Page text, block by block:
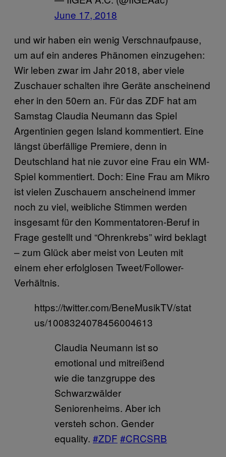
June 17, 2018
und wir haben ein wenig Verschnaufpause,
um auf ein anderes Phänomen einzugehen:
Wir leben zwar im Jahr 2018, aber viele
Zuschauer schalten ihre Geräte anscheinend
eher in den 50ern an. Für das ZDF hat am
Samstag Claudia Neumann das Spiel
Argentinien gegen Island kommentiert. Eine
längst überfällige Premiere, denn in
Deutschland hat nie zuvor eine Frau ein WM-
Spiel kommentiert. Doch: Eine Frau am Mikro
ist vielen Zuschauern anscheinend immer
noch zu viel, weibliche Stimmen werden
insgesamt für den Kommentatoren-Beruf in
Frage gestellt und “Ohrenkrebs” wird beklagt
– zum Glück aber meist von Leuten mit
einem eher erfolglosen Tweet/Follower-
Verhältnis.
https://twitter.com/BeneMusikTV/stat
us/1008324078456004613
Claudia Neumann ist so
emotional und mitreißend
wie die tanzgruppe des
Schwarzwälder
Seniorenheims. Aber ich
versteh schon. Gender
equality. #ZDF #CRCSRB